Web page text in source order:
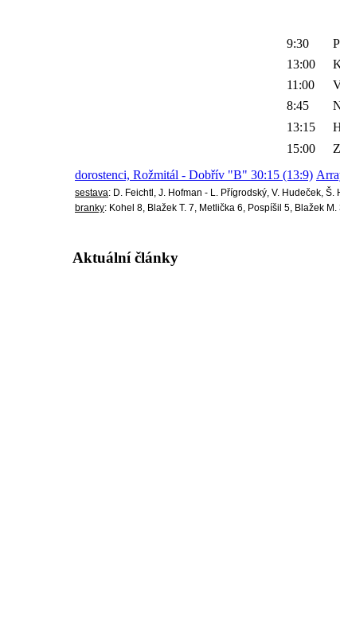
9:30
13:00
11:00
8:45
13:15
15:00
dorostenci, Rožmitál - Dobřív "B" 30:15 (13:9)
sestava: D. Feichtl, J. Hofman - L. Přígrodský, V. Hudeček,
branky: Kohel 8, Blažek T. 7, Metlička 6, Pospíšil 5, Blažek
Aktuální články